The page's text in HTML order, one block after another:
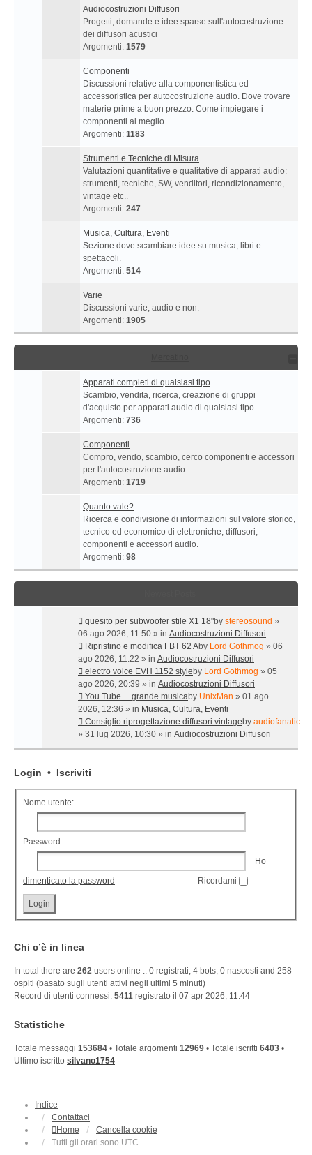
Audiocostruzioni Diffusori
Progetti, domande e idee sparse sull'autocostruzione
dei diffusori acustici
Argomenti: 1579
Componenti
Discussioni relative alla componentistica ed
accessoristica per autocostruzione audio. Dove trovare
materie prime a buon prezzo. Come impiegare i
componenti al meglio.
Argomenti: 1183
Strumenti e Tecniche di Misura
Valutazioni quantitative e qualitative di apparati audio:
strumenti, tecniche, SW, venditori, ricondizionamento,
vintage etc..
Argomenti: 247
Musica, Cultura, Eventi
Sezione dove scambiare idee su musica, libri e
spettacoli.
Argomenti: 514
Varie
Discussioni varie, audio e non.
Argomenti: 1905
Apparati completi di qualsiasi tipo
Scambio, vendita, ricerca, creazione di gruppi
d'acquisto per apparati audio di qualsiasi tipo.
Argomenti: 736
Componenti
Compro, vendo, scambio, cerco componenti e accessori
per l'autocostruzione audio
Argomenti: 1719
Quanto vale?
Ricerca e condivisione di informazioni sul valore storico,
tecnico ed economico di elettroniche, diffusori,
componenti e accessori audio.
Argomenti: 98
quesito per subwoofer stile X1 18"by stereosound »
06 ago 2026, 11:50 » in Audiocostruzioni Diffusori
Ripristino e modifica FBT 62 Aby Lord Gothmog » 06
ago 2026, 11:22 » in Audiocostruzioni Diffusori
electro voice EVH 1152 styleby Lord Gothmog » 05
ago 2026, 20:39 » in Audiocostruzioni Diffusori
You Tube ... grande musicaby UnixMan » 01 ago
2026, 12:36 » in Musica, Cultura, Eventi
Consiglio riprogettazione diffusori vintageby audiofanatic
» 31 lug 2026, 10:30 » in Audiocostruzioni Diffusori
Login • Iscriviti
Nome utente:
Password:
Ho
dimenticato la password
Ricordami
Chi c’è in linea
In total there are 262 users online :: 0 registrati, 4 bots, 0 nascosti and 258
ospiti (basato sugli utenti attivi negli ultimi 5 minuti)
Record di utenti connessi: 5411 registrato il 07 apr 2026, 11:44
Statistiche
Totale messaggi 153684 • Totale argomenti 12969 • Totale iscritti 6403 •
Ultimo iscritto silvano1754
Indice
Contattaci
Home
Cancella cookie
Tutti gli orari sono UTC